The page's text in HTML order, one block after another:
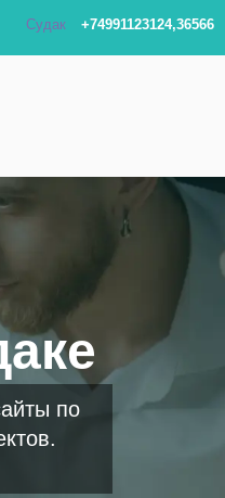
Судак +74991123124,36566
по